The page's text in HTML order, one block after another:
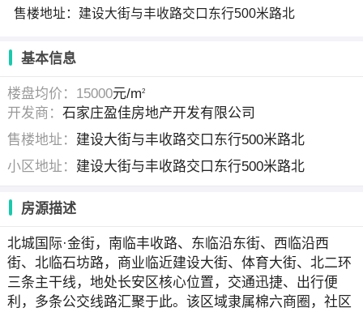
售楼地址：建设大街与丰收路交口东行500米路北
基本信息
楼盘均价：15000元/m2
开发商：石家庄盈佳房地产开发有限公司
售楼地址： 建设大街与丰收路交口东行500米路北
小区地址： 建设大街与丰收路交口东行500米路北
房源描述
北城国际·金街，南临丰收路、东临沿东街、西临沿西
街、北临石坊路，商业临近建设大街、体育大街、北二环
三条主干线，地处长安区核心位置，交通迅捷、出行便
利，多条公交线路汇聚于此。该区域隶属棉六商圈，社区